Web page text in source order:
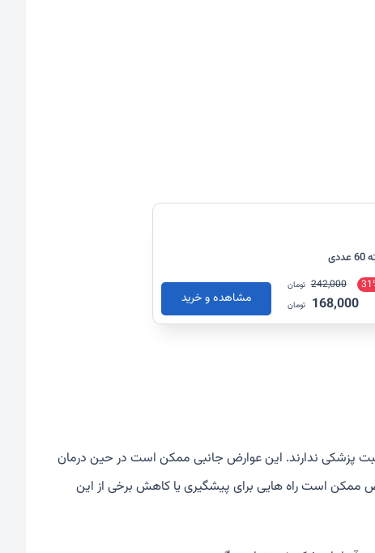
242,000 تومان
168,000 تومان مشاهده و خرید
پزشکی ندارند. این عوارض جانبی ممکن است در حین درمان
ممکن است راه هایی برای پیشگیری یا کاهش برخی از این